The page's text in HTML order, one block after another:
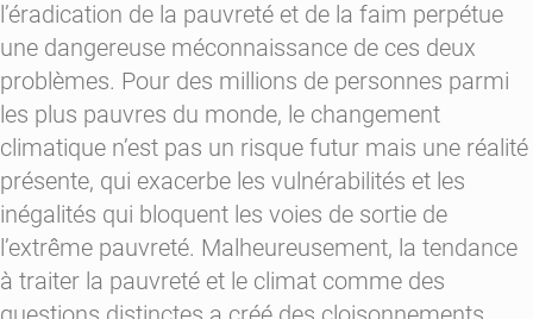
l’éradication de la pauvreté et de la faim perpétue
une dangereuse méconnaissance de ces deux
problèmes. Pour des millions de personnes parmi
les plus pauvres du monde, le changement
climatique n’est pas un risque futur mais une réalité
présente, qui exacerbe les vulnérabilités et les
inégalités qui bloquent les voies de sortie de
l’extrême pauvreté. Malheureusement, la tendance
à traiter la pauvreté et le climat comme des